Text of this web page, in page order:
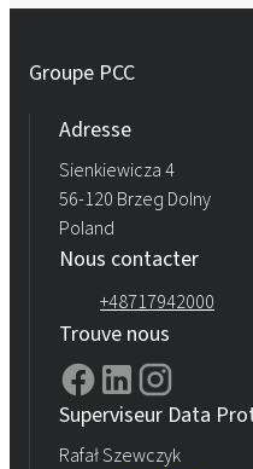
Groupe PCC
Adresse
Sienkiewicza 4
56-120 Brzeg Dolny
Poland
Nous contacter
+48717942000
Trouve nous
Superviseur Data
Rafał Szewczyk